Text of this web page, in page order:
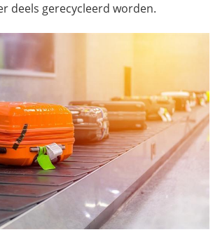
deels gerecycleerd worden.